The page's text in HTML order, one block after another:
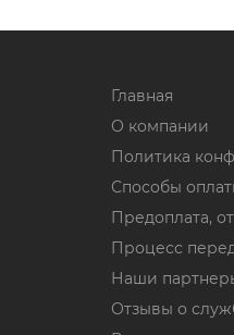
Главная
О компании
Политика
Способы
Предоплата,
Процесс
Наши
Отзывы о